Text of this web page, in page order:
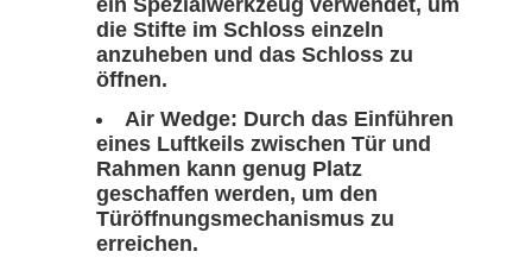
ein Spezialwerkzeug verwendet, um
die Stifte im Schloss einzeln
anzuheben und das Schloss zu
öffnen.
Air Wedge: Durch das Einführen
eines Luftkeils zwischen Tür und
Rahmen kann genug Platz
geschaffen werden, um den
Türöffnungsmechanismus zu
erreichen.